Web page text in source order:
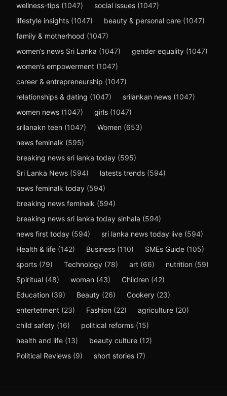
wellness-tips (1047) social issues (1047)
lifestyle insights (1047) beauty & personal care (1047)
family & motherhood (1047)
women’s news Sri Lanka (1047) gender equality (1047)
women’s empowerment (1047)
career & entrepreneurship (1047)
relationships & dating (1047) srilankan news (1047)
women news (1047) girls (1047)
srilanakn teen (1047) Women (653)
news feminalk (595)
breaking news sri lanka today (595)
Sri Lanka News (594) latests trends (594)
news feminalk today (594)
breaking news feminalk (594)
breaking news sri lanka today sinhala (594)
news first today (594) sri lanka news today live (594)
Health & life (142) Business (110) SMEs Guide (105)
sports (79) Technology (78) art (66) nutrition (59)
Spiritual (48) woman (43) Children (42)
Education (39) Beauty (26) Cookery (23)
entertetment (23) Fashion (22) agriculture (20)
child safety (16) political reforms (15)
health and life (13) beauty culture (12)
Political Reviews (9) short stories (7)